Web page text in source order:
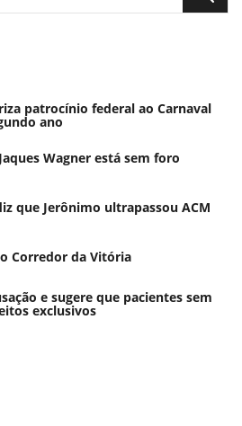
patrocínio federal ao Carnaval
ano
Wagner está sem foro
que Jerônimo ultrapassou ACM
Corredor da Vitória
e sugere que pacientes sem
exclusivos